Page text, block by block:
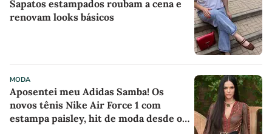
Sapatos estampados roubam a cena e
renovam looks básicos
MODA
Aposentei meu Adidas Samba! Os
novos tênis Nike Air Force 1 com
estampa paisley, hit de moda desde os